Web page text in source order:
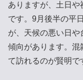
ありますが、土日
です。9月後半の平
が、天候の悪い日や
傾向があります。混
て訪れるのが賢明で